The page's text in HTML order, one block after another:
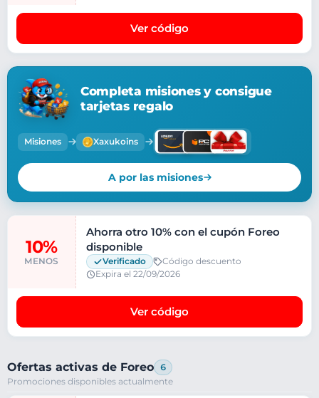
Ver código
Completa misiones y consigue
tarjetas regalo
Misiones Xaxukoins
A por las misiones
10%
MENOS
Ahorra otro 10% con el cupón Foreo
disponible
Verificado
Código descuento
Expira el 22/09/2026
Ver código
Ofertas activas de Foreo 6
Promociones disponibles actualmente